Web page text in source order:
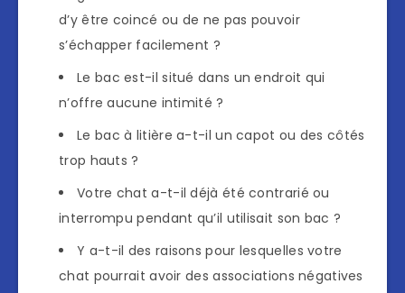
d’y être coincé ou de ne pas pouvoir
s’échapper facilement ?
Le bac est-il situé dans un endroit qui
n’offre aucune intimité ?
Le bac à litière a-t-il un capot ou des côtés
trop hauts ?
Votre chat a-t-il déjà été contrarié ou
interrompu pendant qu’il utilisait son bac ?
Y a-t-il des raisons pour lesquelles votre
chat pourrait avoir des associations négatives